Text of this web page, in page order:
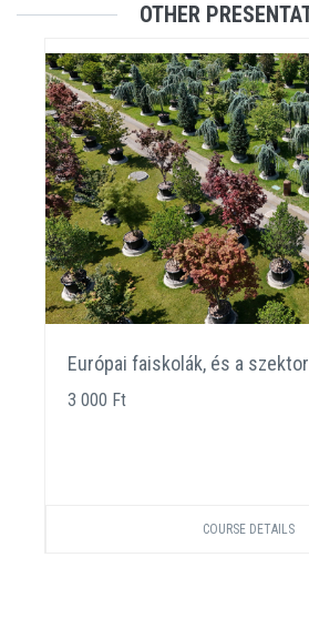
OTHER
Európai faiskolák, és a
3 000 Ft
COURSE DETAILS